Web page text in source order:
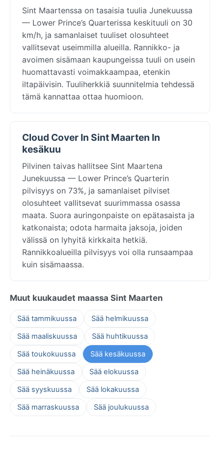
Sint Maartenssa on tasaisia tuulia Junekuussa
— Lower Prince’s Quarterissa keskituuli on 30
km/h, ja samanlaiset tuuliset olosuhteet
vallitsevat useimmilla alueilla. Rannikko- ja
avoimen sisämaan kaupungeissa tuuli on usein
huomattavasti voimakkaampaa, etenkin
iltapäivisin. Tuuliherkkiä suunnitelmia tehdessä
tämä kannattaa ottaa huomioon.
Cloud Cover In Sint Maarten In
kesäkuu
Pilvinen taivas hallitsee Sint Maartena
Junekuussa — Lower Prince’s Quarterin
pilvisyys on 73%, ja samanlaiset pilviset
olosuhteet vallitsevat suurimmassa osassa
maata. Suora auringonpaiste on epätasaista ja
katkonaista; odota harmaita jaksoja, joiden
välissä on lyhyitä kirkkaita hetkiä.
Rannikkoalueilla pilvisyys voi olla runsaampaa
kuin sisämaassa.
Muut kuukaudet maassa Sint Maarten
Sää tammikuussa
Sää helmikuussa
Sää maaliskuussa
Sää huhtikuussa
Sää toukokuussa
Sää kesäkuussa
Sää heinäkuussa
Sää elokuussa
Sää syyskuussa
Sää lokakuussa
Sää marraskuussa
Sää joulukuussa